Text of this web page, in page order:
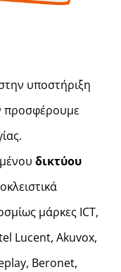
υποστήριξη
προσφέρουμε
δικτύου
μάρκες ICT,
Lucent, Akuvox,
Beronet,